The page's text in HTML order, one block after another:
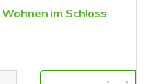
im Schloss